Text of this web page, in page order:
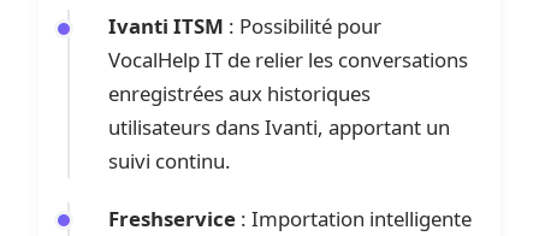
Ivanti ITSM : Possibilité pour
VocalHelp IT de relier les conversations
enregistrées aux historiques
utilisateurs dans Ivanti, apportant un
suivi continu.
Freshservice : Importation intelligente